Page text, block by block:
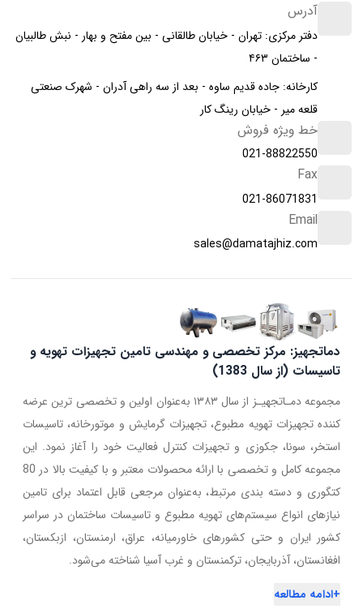
آدرس
دفتر مرکزی: تهران - خیابان طالقانی - بین مفتح و بهار - نبش طالبیان
- ساختمان ۴۶۳
کارخانه: جاده قدیم ساوه - بعد از سه راهی آدران - شهرک صنعتی
قلعه میر - خیابان رینگ کار
خط ویژه فروش
021-88822550
Fax
021-86071831
Email
sales@damatajhiz.com
دماتجهیز: مرکز تخصصی و مهندسی تامین تجهیزات تهویه و
تاسیسات (از سال 1383)
مجموعه دمـاتجهیـز از سال ۱۳۸۳ به‌عنوان اولین و تخصصی ترین عرضه
کننده تجهیزات تهویه مطبوع، تجهیزات گرمایش و موتورخانه، تاسیسات
استخر، سونا، جکوزی و تجهیزات کنترل فعالیت خود را آغاز نمود. این
مجموعه کامل و تخصصی با ارائه محصولات معتبر و با کیفیت بالا در 80
کتگوری و دسته بندی مرتبط، به‌عنوان مرجعی قابل اعتماد برای تامین
نیازهای انواع سیستم‌های تهویه مطبوع و تاسیسات ساختمان در سراسر
کشور ایران و حتی کشورهای خاورمیانه، عراق، ارمنستان، ازبکستان،
افغانستان، آذربایجان، ترکمنستان و غرب آسیا شناخته می‌شود.
+ادامه مطالعه